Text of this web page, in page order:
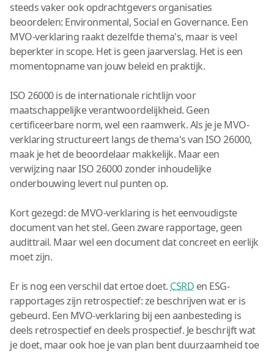
steeds vaker ook opdrachtgevers organisaties
beoordelen: Environmental, Social en Governance. Een
MVO-verklaring raakt dezelfde thema's, maar is veel
beperkter in scope. Het is geen jaarverslag. Het is een
momentopname van jouw beleid en praktijk.
ISO 26000 is de internationale richtlijn voor
maatschappelijke verantwoordelijkheid. Geen
certificeerbare norm, wel een raamwerk. Als je je MVO-
verklaring structureert langs de thema's van ISO 26000,
maak je het de beoordelaar makkelijk. Maar een
verwijzing naar ISO 26000 zonder inhoudelijke
onderbouwing levert nul punten op.
Kort gezegd: de MVO-verklaring is het eenvoudigste
document van het stel. Geen zware rapportage, geen
audittrail. Maar wel een document dat concreet en eerlijk
moet zijn.
Er is nog een verschil dat ertoe doet. CSRD en ESG-
rapportages zijn retrospectief: ze beschrijven wat er is
gebeurd. Een MVO-verklaring bij een aanbesteding is
deels retrospectief en deels prospectief. Je beschrijft wat
je doet, maar ook hoe je van plan bent duurzaamheid toe